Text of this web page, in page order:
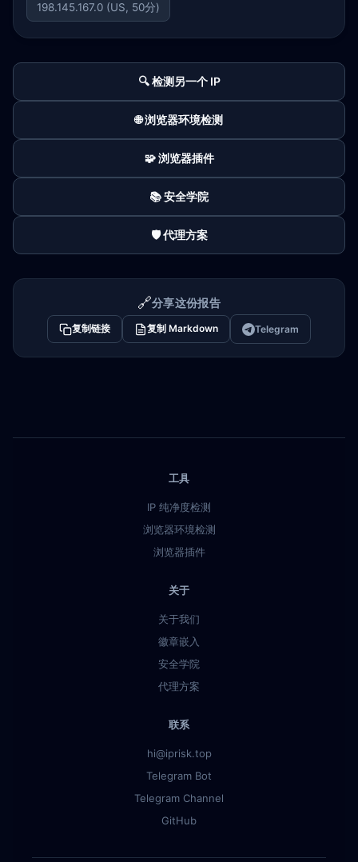
198.145.167.0 (US, 50分)
🔍 检测另一个 IP
🌐 浏览器环境检测
🧩 浏览器插件
📚 安全学院
🛡️ 代理方案
🔗分享这份报告
复制链接 复制 Markdown Telegram
工具
IP 纯净度检测
浏览器环境检测
浏览器插件
关于
关于我们
徽章嵌入
安全学院
代理方案
联系
hi@iprisk.top
Telegram Bot
Telegram Channel
GitHub